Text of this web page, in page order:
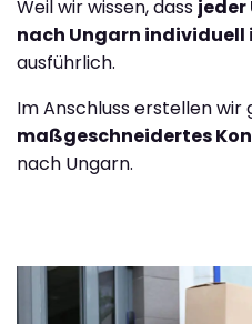
Weil wir wissen, dass jeder
nach Ungarn individuell
ausführlich.
Im Anschluss erstellen
maßgeschneidertes
nach Ungarn.